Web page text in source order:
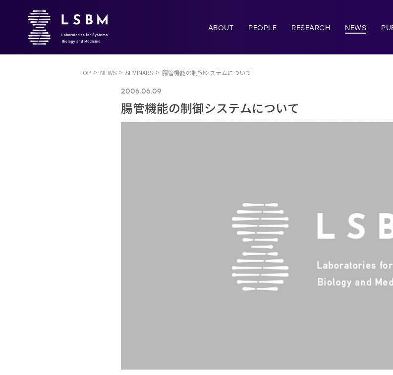
ABOUT PEOPLE RESEARCH NEWS
TOP NEWS SEMINARS 腸管機能の制御システムについて
2006.06.09
腸管機能の制御システムについて